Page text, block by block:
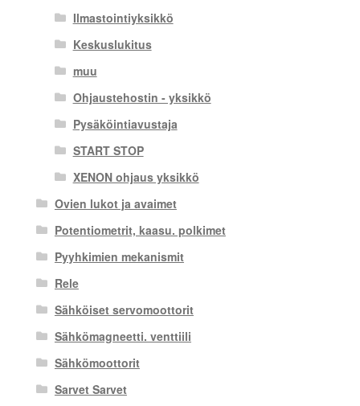
Ilmastointiyksikkö
Keskuslukitus
muu
Ohjaustehostin - yksikkö
Pysäköintiavustaja
START STOP
XENON ohjaus yksikkö
Ovien lukot ja avaimet
Potentiometrit, kaasu. polkimet
Pyyhkimien mekanismit
Rele
Sähköiset servomoottorit
Sähkömagneetti. venttiili
Sähkömoottorit
Sarvet Sarvet